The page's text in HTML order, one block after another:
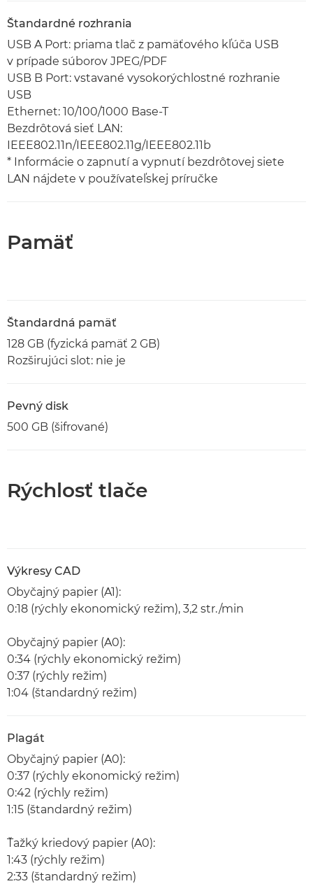
Štandardné rozhrania
USB A Port: priama tlač z pamäťového kľúča USB
v prípade súborov JPEG/PDF
USB B Port: vstavané vysokorýchlostné rozhranie
USB
Ethernet: 10/100/1000 Base-T
Bezdrôtová sieť LAN:
IEEE802.11n/IEEE802.11g/IEEE802.11b
* Informácie o zapnutí a vypnutí bezdrôtovej siete
LAN nájdete v používateľskej príručke
Pamäť
Štandardná pamäť
128 GB (fyzická pamäť 2 GB)
Rozširujúci slot: nie je
Pevný disk
500 GB (šifrované)
Rýchlosť tlače
Výkresy CAD
Obyčajný papier (A1):
0:18 (rýchly ekonomický režim), 3,2 str./min
Obyčajný papier (A0):
0:34 (rýchly ekonomický režim)
0:37 (rýchly režim)
1:04 (štandardný režim)
Plagát
Obyčajný papier (A0):
0:37 (rýchly ekonomický režim)
0:42 (rýchly režim)
1:15 (štandardný režim)
Ťažký kriedový papier (A0):
1:43 (rýchly režim)
2:33 (štandardný režim)